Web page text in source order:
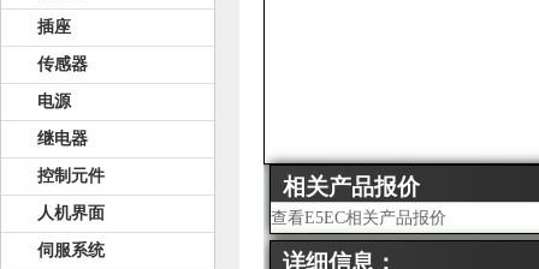
插座
传感器
电源
继电器
控制元件
人机界面
伺服系统
相关产品报价
查看E5EC相关产品报价
详细信息：